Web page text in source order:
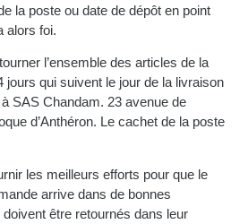
la poste ou date de dépôt en point
alors foi.
l’ensemble des articles de la
jours qui suivent le jour de la livraison
SAS Chandam. 23 avenue de
d’Anthéron. Le cachet de la poste
les meilleurs efforts pour que le
arrive dans de bonnes
être retournés dans leur